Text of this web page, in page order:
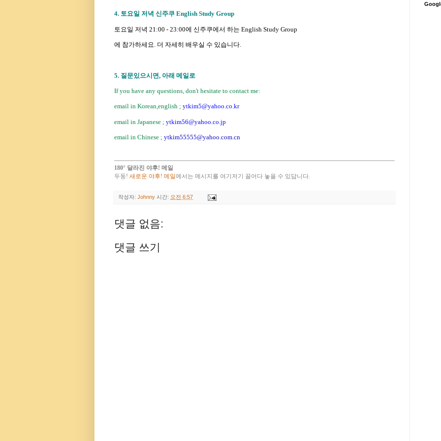
4. 토요일 저녁 신주쿠 English Study Group
토요일 저녁 21:00 - 23:00에 신주쿠에서 하는 English Study Group
에 참가하세요. 더 자세히 배우실 수 있습니다.
5. 질문있으시면, 아래 메일로
If you have any questions, don't hesitate to contact me:
email in Korean,english ; ytkim5@yahoo.co.kr
email in Japanese ; ytkim56@yahoo.co.jp
email in Chinese ; ytkim55555@yahoo.com.cn
180° 달라진 야후! 메일
두둥! 새로운 야후! 메일에서는 메시지를 여기저기 끌어다 놓을 수 있답니다.
작성자: Johnny 시간: 오전 6:57
댓글 없음:
댓글 쓰기